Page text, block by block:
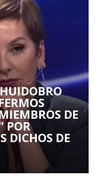
DE
POR
DICHOS DE